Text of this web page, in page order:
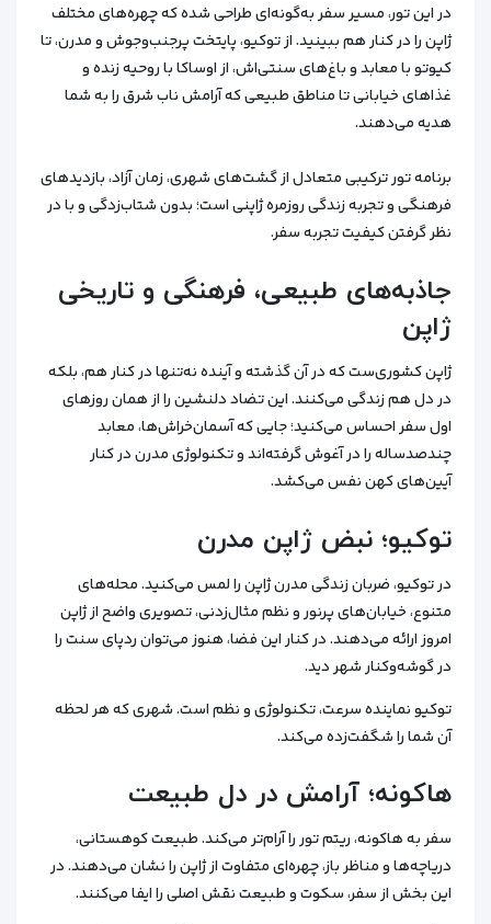
در این تور، مسیر سفر به‌گونه‌ای طراحی شده که چهره‌های مختلف
ژاپن را در کنار هم ببینید. از توکیو، پایتخت پرجنب‌وجوش و مدرن، تا
کیوتو با معابد و باغ‌های سنتی‌اش، از اوساکا با روحیه زنده و
غذاهای خیابانی تا مناطق طبیعی که آرامش ناب شرق را به شما
هدیه می‌دهند.
برنامه تور ترکیبی متعادل از گشت‌های شهری، زمان آزاد، بازدیدهای
فرهنگی و تجربه زندگی روزمره ژاپنی است؛ بدون شتاب‌زدگی و با در
نظر گرفتن کیفیت تجربه سفر.
جاذبه‌های طبیعی، فرهنگی و تاریخی
ژاپن
ژاپن کشوری‌ست که در آن گذشته و آینده نه‌تنها در کنار هم، بلکه
در دل هم زندگی می‌کنند. این تضاد دلنشین را از همان روزهای
اول سفر احساس می‌کنید؛ جایی که آسمان‌خراش‌ها، معابد
چندصدساله را در آغوش گرفته‌اند و تکنولوژی مدرن در کنار
آیین‌های کهن نفس می‌کشد.
توکیو؛ نبض ژاپن مدرن
در توکیو، ضربان زندگی مدرن ژاپن را لمس می‌کنید. محله‌های
متنوع، خیابان‌های پرنور و نظم مثال‌زدنی، تصویری واضح از ژاپن
امروز ارائه می‌دهند. در کنار این فضا، هنوز می‌توان ردپای سنت را
در گوشه‌وکنار شهر دید.
توکیو نماینده سرعت، تکنولوژی و نظم است. شهری که هر لحظه
آن شما را شگفت‌زده می‌کند.
هاکونه؛ آرامش در دل طبیعت
سفر به هاکونه، ریتم تور را آرام‌تر می‌کند. طبیعت کوهستانی،
دریاچه‌ها و مناظر باز، چهره‌ای متفاوت از ژاپن را نشان می‌دهند. در
این بخش از سفر، سکوت و طبیعت نقش اصلی را ایفا می‌کنند.